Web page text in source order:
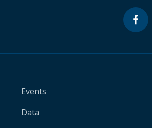
Events
Data